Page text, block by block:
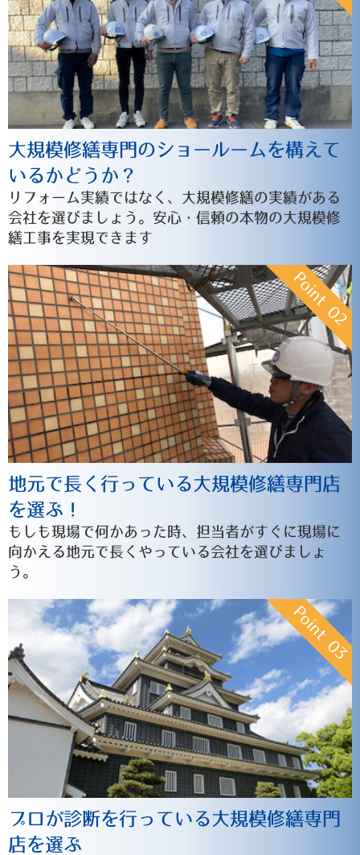
大規模修繕専門のショールームを構えて
いるかどうか？
リフォーム実績ではなく、大規模修繕の実績がある
会社を選びましょう。安心・信頼の本物の大規模修
繕工事を実現できます
Point
02
地元で長く行っている大規模修繕専門店
を選ぶ！
もしも現場で何かあった時、担当者がすぐに現場に
向かえる地元で長くやっている会社を選びましょ
う。
Point
03
プロが診断を行っている大規模修繕専門
店を選ぶ